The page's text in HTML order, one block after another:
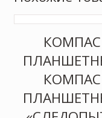
КОМПАС
КОМПАС